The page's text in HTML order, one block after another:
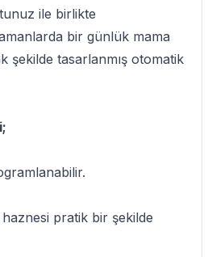
ile birlikte
bir günlük mama
şekilde tasarlanmış otomatik
haznesi pratik bir şekilde